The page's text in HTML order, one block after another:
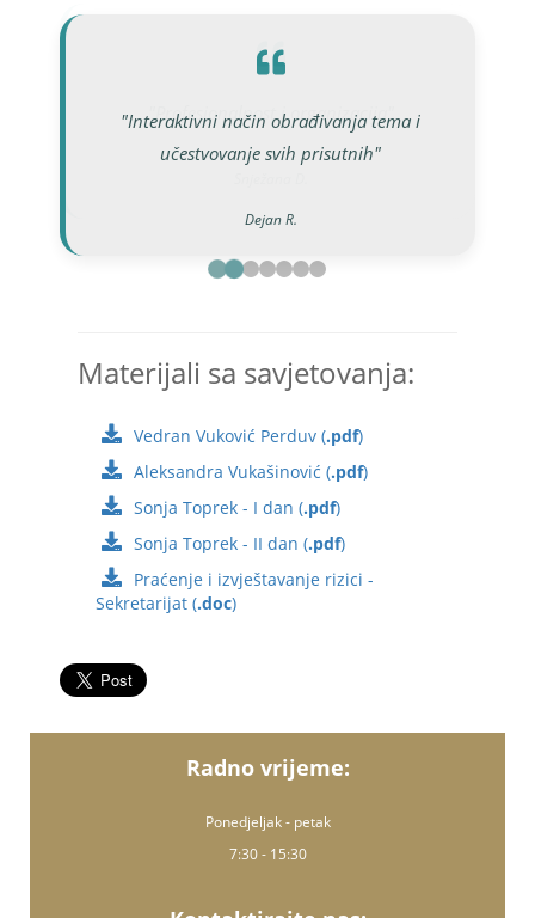
"Interaktivni način obrađivanja tema i
učestvovanje svih prisutnih"
Dejan R.
"Profesionalnost i organizacija"
Adela S.
Danka Ž.
Bojana L.
Materijali sa savjetovanja:
Vedran Vuković Perduv (.pdf)
Aleksandra Vukašinović (.pdf)
Sonja Toprek - I dan (.pdf)
Sonja Toprek - II dan (.pdf)
Praćenje i izvještavanje rizici -
Sekretarijat (.doc)
Radno vrijeme:
Ponedjeljak - petak
7:30 - 15:30